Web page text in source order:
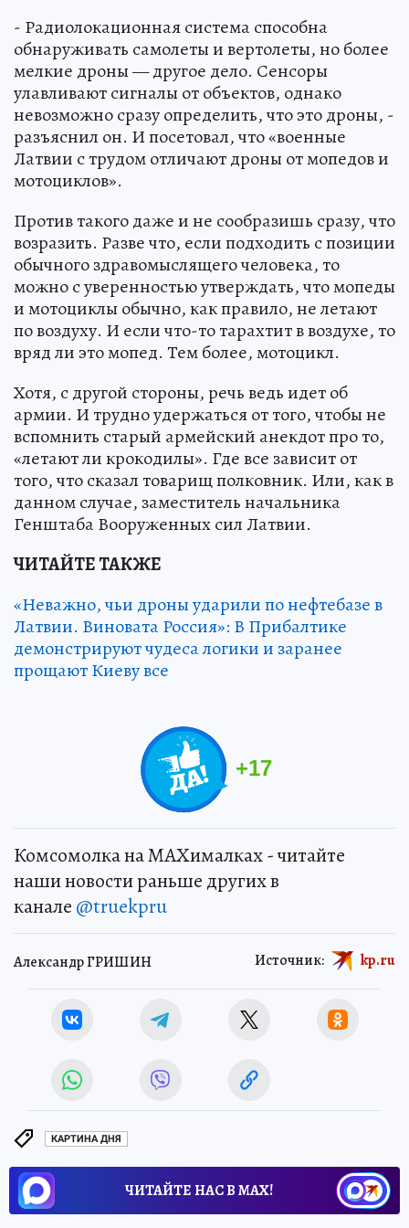
- Радиолокационная система способна
обнаруживать самолеты и вертолеты, но более
мелкие дроны — другое дело. Сенсоры
улавливают сигналы от объектов, однако
невозможно сразу определить, что это дроны, -
разъяснил он. И посетовал, что «военные
Латвии с трудом отличают дроны от мопедов и
мотоциклов».
Против такого даже и не сообразишь сразу, что
возразить. Разве что, если подходить с позиции
обычного здравомыслящего человека, то
можно с уверенностью утверждать, что мопеды
и мотоциклы обычно, как правило, не летают
по воздуху. И если что-то тарахтит в воздухе, то
вряд ли это мопед. Тем более, мотоцикл.
Хотя, с другой стороны, речь ведь идет об
армии. И трудно удержаться от того, чтобы не
вспомнить старый армейский анекдот про то,
«летают ли крокодилы». Где все зависит от
того, что сказал товарищ полковник. Или, как в
данном случае, заместитель начальника
Генштаба Вооруженных сил Латвии.
ЧИТАЙТЕ ТАКЖЕ
«Неважно, чьи дроны ударили по нефтебазе в
Латвии. Виновата Россия»: В Прибалтике
демонстрируют чудеса логики и заранее
прощают Киеву все
+17
Комсомолка на MAXималках - читайте
наши новости раньше других в
канале @truekpru
Александр ГРИШИН Источник: kp.ru
КАРТИНА ДНЯ
ЧИТАЙТЕ НАС В МАХ!